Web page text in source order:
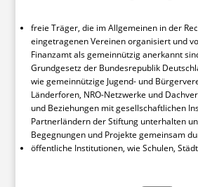
freie Träger, die im Allgemeinen in der
eingetragenen Vereinen organisiert und
Finanzamt als gemeinnützig anerkannt
Grundgesetz der Bundesrepublik
wie gemeinnützige Jugend- und
Länderforen, NRO-Netzwerke und
und Beziehungen mit gesellschaftlichen
Partnerländern der Stiftung unterhalten
Begegnungen und Projekte gemeinsam
öffentliche Institutionen, wie Schulen,